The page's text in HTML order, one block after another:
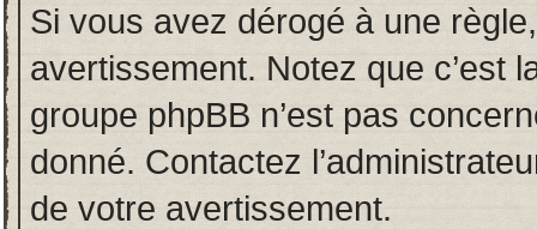
Si vous avez dérogé à une
avertissement. Notez que c’est
groupe phpBB n’est pas
donné. Contactez
de votre avertissement.